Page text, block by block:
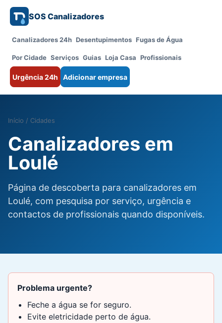
SOS Canalizadores
Canalizadores 24h Desentupimentos Fugas de Água
Por Cidade Serviços Guias Loja Casa Profissionais
Urgência 24h Adicionar empresa
Início / Cidades
Canalizadores em
Loulé
Página de descoberta para canalizadores em
Loulé, com pesquisa por serviço, urgência e
contactos de profissionais quando disponíveis.
Problema urgente?
Feche a água se for seguro.
Evite eletricidade perto de água.